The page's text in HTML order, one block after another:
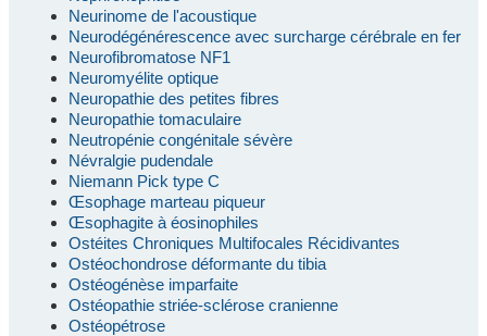
Neurinome de l'acoustique
Neurodégénérescence avec surcharge cérébrale en fer
Neurofibromatose NF1
Neuromyélite optique
Neuropathie des petites fibres
Neuropathie tomaculaire
Neutropénie congénitale sévère
Névralgie pudendale
Niemann Pick type C
Œsophage marteau piqueur
Œsophagite à éosinophiles
Ostéites Chroniques Multifocales Récidivantes
Ostéochondrose déformante du tibia
Ostéogénèse imparfaite
Ostéopathie striée-sclérose cranienne
Ostéopétrose